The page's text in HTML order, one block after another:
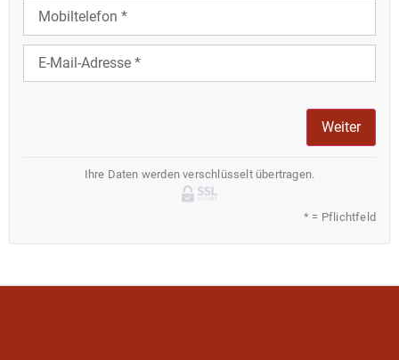
Weiter
Ihre Daten werden verschlüsselt übertragen.
* = Pflichtfeld